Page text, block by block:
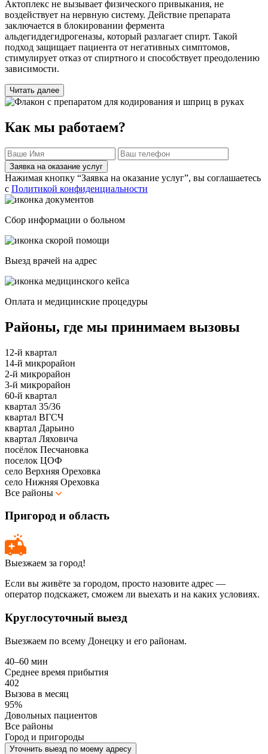
Актоплекс не вызывает физического привыкания, не
воздействует на нервную систему. Действие препарата
заключается в блокировании фермента
альдегиддегидрогеназы, который разлагает спирт. Такой
подход защищает пациента от негативных симптомов,
стимулирует отказ от спиртного и способствует преодолению
зависимости.
Читать далее
Как мы работаем?
Заявка на оказание услуг
Нажимая кнопку “Заявка на оказание услуг”, вы соглашаетесь
с Политикой конфиденциальности
Сбор информации о больном
Выезд врачей на адрес
Оплата и медицинские процедуры
Районы, где мы принимаем вызовы
12-й квартал
14-й микрорайон
2-й микрорайон
3-й микрорайон
60-й квартал
квартал 35/36
квартал ВГСЧ
квартал Дарьино
квартал Ляховича
посёлок Песчановка
поселок ЦОФ
село Верхняя Ореховка
село Нижняя Ореховка
Все районы
Пригород и область
Выезжаем за город!
Если вы живёте за городом, просто назовите адрес —
оператор подскажет, сможем ли выехать и на каких условиях.
Круглосуточный выезд
Выезжаем по всему Донецку и его районам.
40–60 мин
Среднее время прибытия
402
Вызова в месяц
95%
Довольных пациентов
Все районы
Город и пригороды
Уточнить выезд по моему адресу